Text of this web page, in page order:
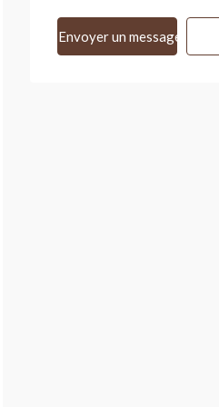
Envoyer un message